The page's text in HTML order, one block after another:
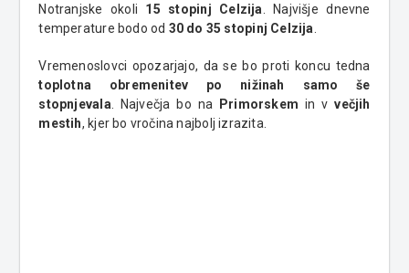
Notranjske okoli 15 stopinj Celzija
. Najvišje dnevne
temperature bodo od 30 do 35 stopinj Celzija
Vremenoslovci opozarjajo, da se bo proti koncu tedna
toplotna obremenitev po nižinah samo še
stopnjevala . Največja bo na Primorskem in vvečjih
mestih, kjer bo vročina najbolj izrazita.